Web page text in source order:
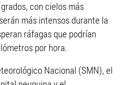
con cielos más
más intensos durante la
ráfagas que podrían
por hora.
Nacional (SMN), el